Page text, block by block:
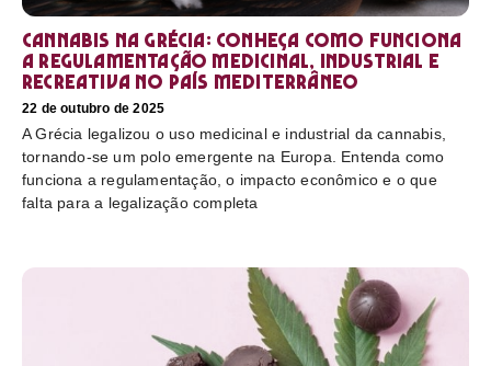
Cannabis na Grécia: conheça como funciona
a regulamentação medicinal, industrial e
recreativa no país mediterrâneo
22 de outubro de 2025
A Grécia legalizou o uso medicinal e industrial da cannabis,
tornando-se um polo emergente na Europa. Entenda como
funciona a regulamentação, o impacto econômico e o que
falta para a legalização completa